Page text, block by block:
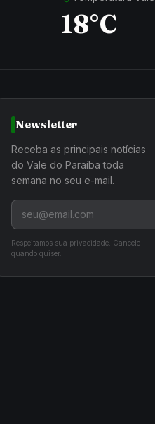
18°C
Newsletter
Receba as principais notícias
do Vale do Paraíba toda
semana no seu e-mail.
Respeitamos sua privacidade. Cancele
quando quiser.